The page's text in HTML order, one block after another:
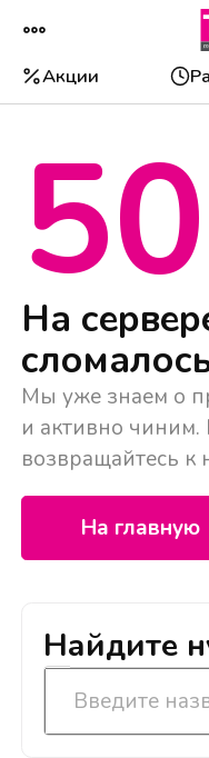
Акции
На
Мы уже знаем о
и активно чиним.
возвращайтесь к
На главную
Найдите